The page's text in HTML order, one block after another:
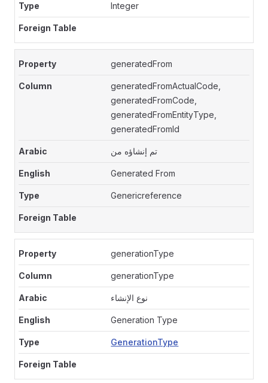
Integer
generatedFrom
generatedFromActualCode,
generatedFromCode,
generatedFromEntityType,
generatedFromId
تم إنشاؤه من
Generated From
Genericreference
generationType
generationType
نوع الإنشاء
Generation Type
GenerationType